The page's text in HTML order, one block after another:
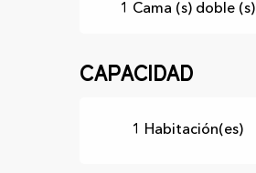
1 Cama (s) doble (s)
Capacidad
1 Habitación(es)